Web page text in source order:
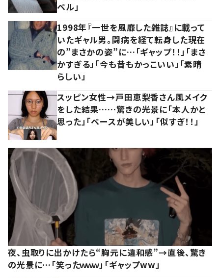
ベル」
1998年『一世を風靡した雑誌』に載って
いたギャル男。闘病を経て転身した現在
の”まさかの姿”に…「ギャップ！！」「まさ
かすぎる」「今も昔もかっこいい」「素晴
らしい」
スッピン女性→戸田恵梨香さん風メイク
をした結果……驚きの光景に「本人かと
思った」「ベースが美しい」「似すぎ！！」
夜、虫取りに出かけたら“胸元に違和感”→直後、驚き
の光景に…「笑ったｗｗｗ」「ギャップww」